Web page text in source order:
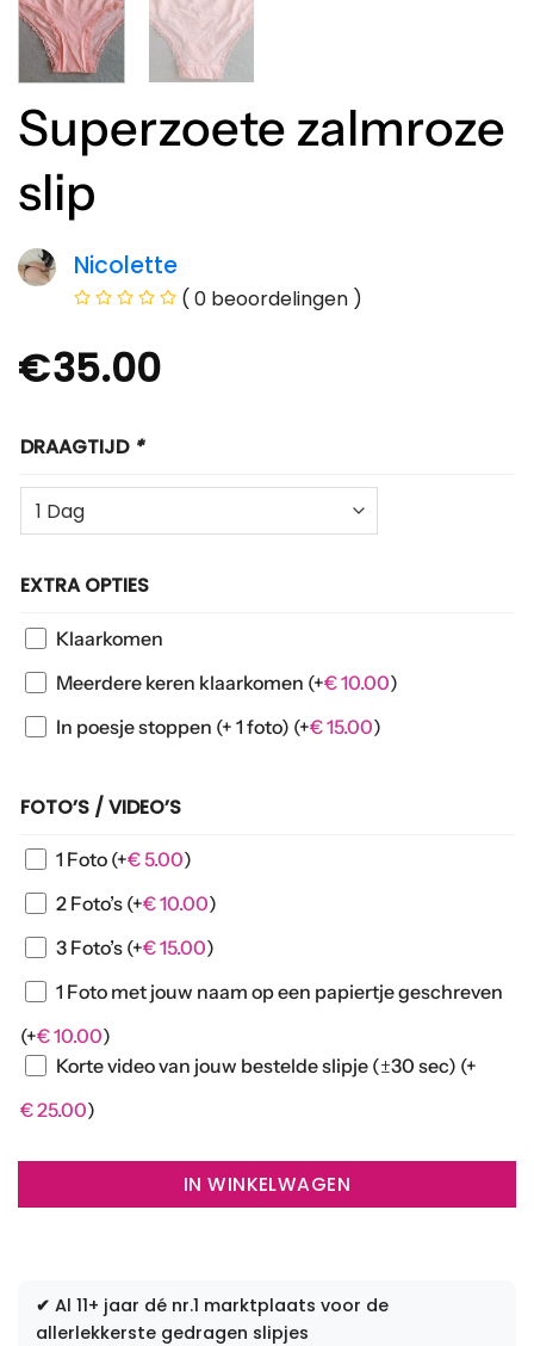
Superzoete zalmroze
slip
Nicolette
( 0 beoordelingen )
€35.00
DRAAGTIJD *
EXTRA OPTIES
Klaarkomen
Meerdere keren klaarkomen (+€10.00)
In poesje stoppen (+ 1 foto) (+€15.00)
FOTO’S / VIDEO’S
1 Foto (+€5.00)
2 Foto’s (+€10.00)
3 Foto’s (+€15.00)
1 Foto met jouw naam op een papiertje geschreven
(+€10.00)
Korte video van jouw bestelde slipje (±30 sec) (+
€25.00)
IN WINKELWAGEN
✔ Al 11+ jaar dé nr.1 marktplaats voor de
allerlekkerste gedragen slipjes